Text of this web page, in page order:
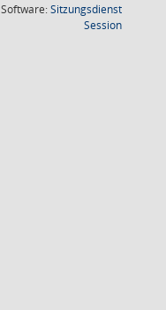
Software:Sitzungsdienst
Session(Wird in